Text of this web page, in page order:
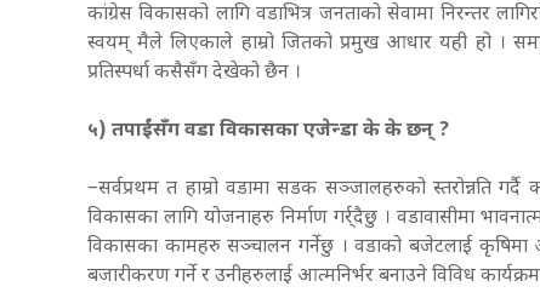
कांग्रेस विकासको लागि वडाभित्र जनताको सेवामा निरन्तर
स्वयम् मैले लिएकाले हाम्रो जितको प्रमुख आधार यही हो ।
प्रतिस्पर्धा कसैसँग देखेको छैन ।
५) तपाईंसँग वडा विकासका एजेन्डा के के छन् ?
–सर्वप्रथम त हाम्रो वडामा सडक सञ्जालहरुको स्तरोन्नति
विकासका लागि योजनाहरु निर्माण गर्र्दैछु । वडावासीमा
विकासका कामहरु सञ्चालन गर्नेछु । वडाको बजेटलाई
बजारीकरण गर्ने र उनीहरुलाई आत्मनिर्भर बनाउने विविध